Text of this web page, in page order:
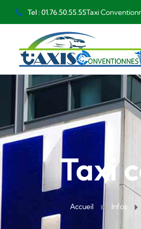
Tel : 01.76.50.55.55Taxi
Taxi
Accueil Infos